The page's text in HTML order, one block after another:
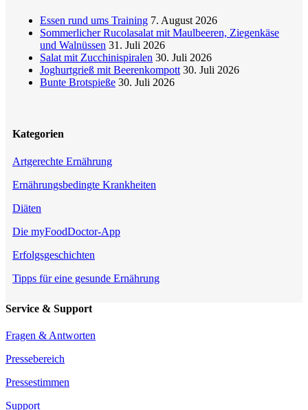
Essen rund ums Training 7. August 2026
Sommerlicher Rucolasalat mit Maulbeeren, Ziegenkäse
und Walnüssen 31. Juli 2026
Salat mit Zucchinispiralen 30. Juli 2026
Joghurtgrieß mit Beerenkompott 30. Juli 2026
Bunte Brotspieße 30. Juli 2026
Kategorien
Artgerechte Ernährung
Ernährungsbedingte Krankheiten
Diäten
Die myFoodDoctor-App
Erfolgsgeschichten
Tipps für eine gesunde Ernährung
Service & Support
Fragen & Antworten
Pressebereich
Pressestimmen
Support